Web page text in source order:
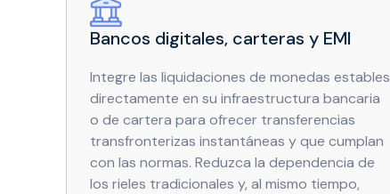
Bancos digitales, carteras y EMI
Integre las liquidaciones de monedas estables
directamente en su infraestructura bancaria
o de cartera para ofrecer transferencias
transfronterizas instantáneas y que cumplan
con las normas. Reduzca la dependencia de
los rieles tradicionales y, al mismo tiempo,